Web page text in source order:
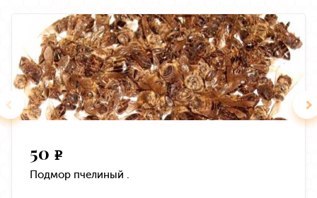
50 e
Подмор пчелиный .